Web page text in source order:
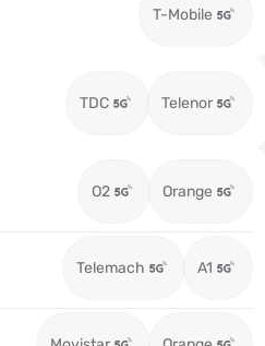
T-Mobile
TDC Telenor
O2 Orange
Telemach A1